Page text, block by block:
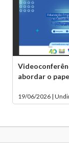
abordar o
19/06/2026 |